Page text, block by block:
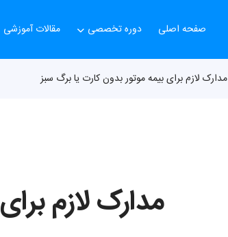
صفحه اصلی دوره تخصصی مقالات آموزشی
مدارک لازم برای بیمه موتور بدون کارت یا برگ سبز
مدارک لازم